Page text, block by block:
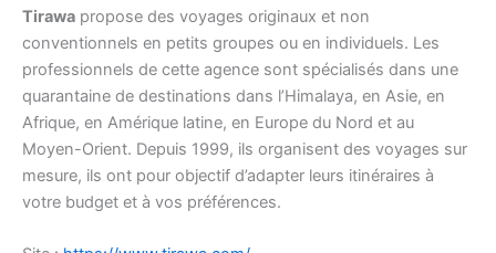
Tirawa propose des voyages originaux et non
conventionnels en petits groupes ou en individuels. Les
professionnels de cette agence sont spécialisés dans une
quarantaine de destinations dans l’Himalaya, en Asie, en
Afrique, en Amérique latine, en Europe du Nord et au
Moyen-Orient. Depuis 1999, ils organisent des voyages sur
mesure, ils ont pour objectif d’adapter leurs itinéraires à
votre budget et à vos préférences.